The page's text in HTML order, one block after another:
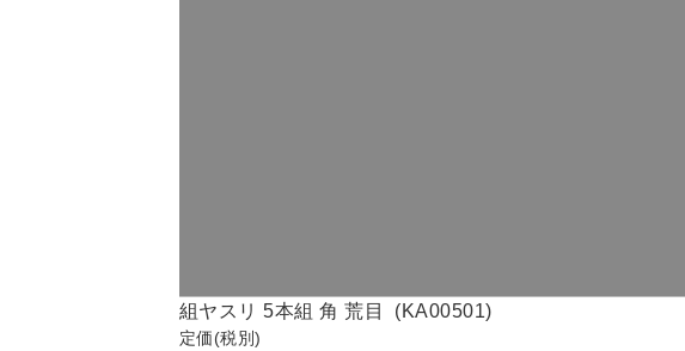
組ヤスリ 5本組 角 荒目 (KA00501)
定価(税別)